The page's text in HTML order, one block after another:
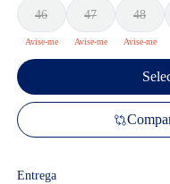
46 47 48
Entrega